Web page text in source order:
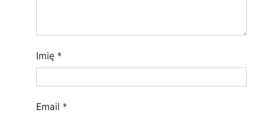
Imię *
Email *